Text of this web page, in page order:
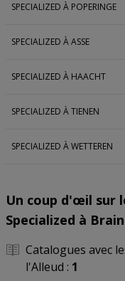
SPECIALIZED À POPERINGE
SPECIALIZED À ASSE
SPECIALIZED À HAACHT
SPECIALIZED À TIENEN
SPECIALIZED À WETTEREN
Un coup d'œil sur
Specialized à
Catalogues avec
l'Alleud : 1